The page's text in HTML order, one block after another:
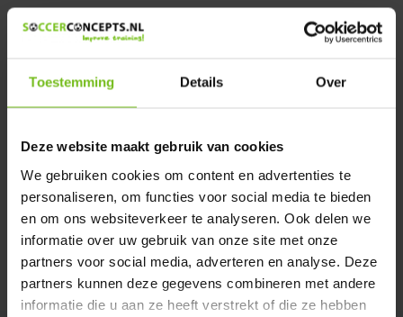
Toestemming Details Over
Deze website maakt gebruik van cookies
We gebruiken cookies om content en advertenties te
personaliseren, om functies voor social media te bieden
en om ons websiteverkeer te analyseren. Ook delen we
informatie over uw gebruik van onze site met onze
partners voor social media, adverteren en analyse. Deze
partners kunnen deze gegevens combineren met andere
informatie die u aan ze heeft verstrekt of die ze hebben
We helpen u graag met meer informatie
Verstuur email
Description du produit
Évaluations
Partager